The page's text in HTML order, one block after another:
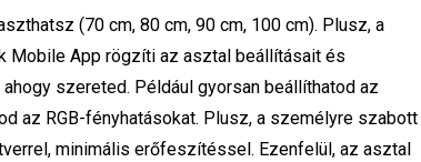
(70 cm, 80 cm, 90 cm, 100 cm). Plusz, a
Mobile App rögzíti az asztal beállításait és
szereted. Például gyorsan beállíthatod az
az RGB-fényhatásokat. Plusz, a személyre szabott
minimális erőfeszítéssel. Ezenfelül, az asztal